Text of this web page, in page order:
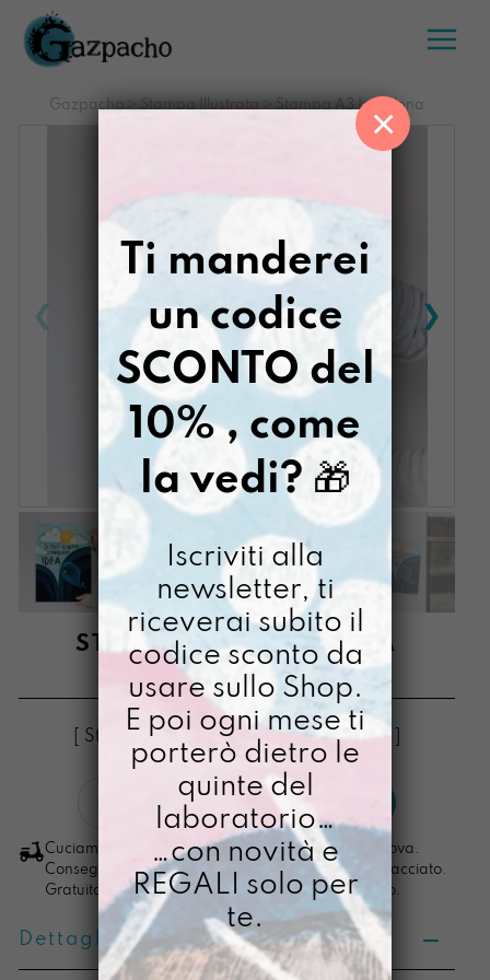
Salta
contenuto
Gazpacho > Stampa Illustrata > Stampa A3 LaBalena
STAMPA A3 LABALENA
€ 28,00
[ Stampa Illustrata ] [ Stampa Illustrata ]
LaBalena
quantità
LO VOGLIO
Cuciamo ogni ordine nel nostro laboratorio di Padova.
Consegna in 4/5 giorni lavorativi, pacco sempre tracciato.
Gratuita per ordini di importo superiore ai 100 euro.
Dettagli prodotto
Ti manderei
un codice
SCONTO del
10% , come
la vedi? 🎁
Iscriviti alla
newsletter, ti
riceverai subito il
codice sconto da
usare sullo Shop.
E poi ogni mese ti
porterò dietro le
quinte del
laboratorio…
…con novità e
REGALI solo per
te.
×